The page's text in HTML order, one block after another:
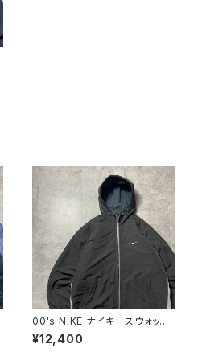
00's NIKE ナイキ スウォッシ
ュ 刺繍ワンポイント フード
刺繍 ドローコード ブラッ
¥12,400